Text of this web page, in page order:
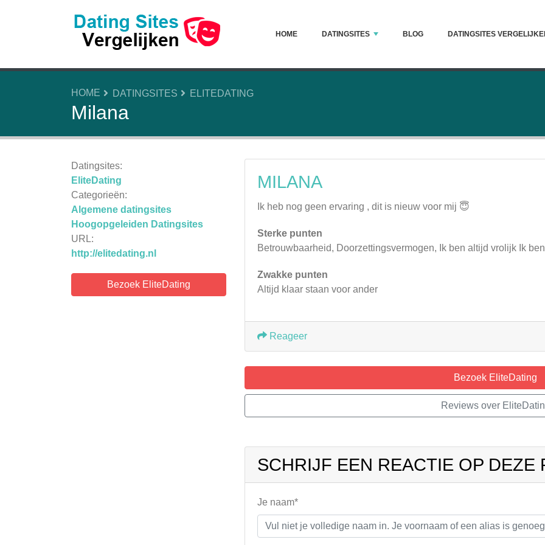
HOME DATINGSITES BLOG DATINGSITES
HOME DATINGSITES ELITEDATING
Milana
Datingsites:
EliteDating
Categorieën:
Algemene datingsites
Hoogopgeleiden Datingsites
URL:
http://elitedating.nl
Bezoek EliteDating
MILANA
Ik heb nog geen ervaring , dit is nieuw voor mij 😇
Sterke punten
Betrouwbaarheid, Doorzettingsvermogen, Ik ben altijd vrolijk Ik
Zwakke punten
Altijd klaar staan voor ander
Reageer
Bezoek EliteDating
Reviews over
SCHRIJF EEN REACTIE OP DEZE
Je naam*